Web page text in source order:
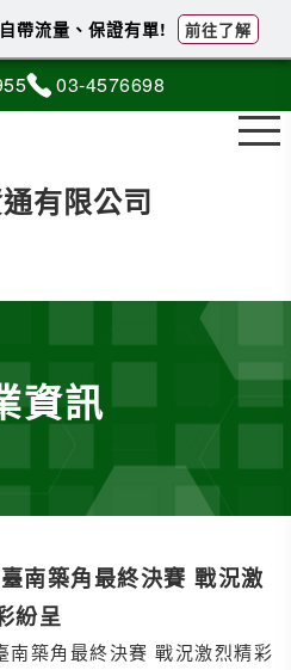
03-4576698
有限公司
資訊
南築角最終決賽 戰況激
紛呈
南築角最終決賽 戰況激烈精彩
帶流量、保證有單! 前往了解